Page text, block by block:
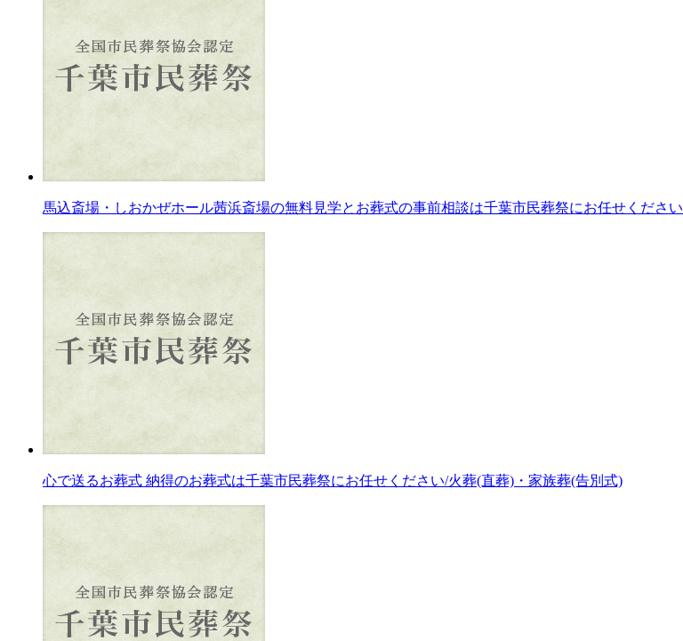
馬込斎場・しおかぜホール茜浜斎場の無料見学とお葬式の事前相談は千葉市民葬祭にお任せください
心で送るお葬式 納得のお葬式は千葉市民葬祭にお任せください/火葬(直葬)・家族葬(告別式)